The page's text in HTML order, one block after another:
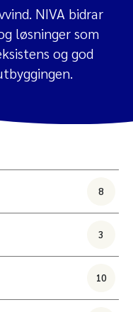
NIVA bidrar
løsninger som
og god
8
3
10